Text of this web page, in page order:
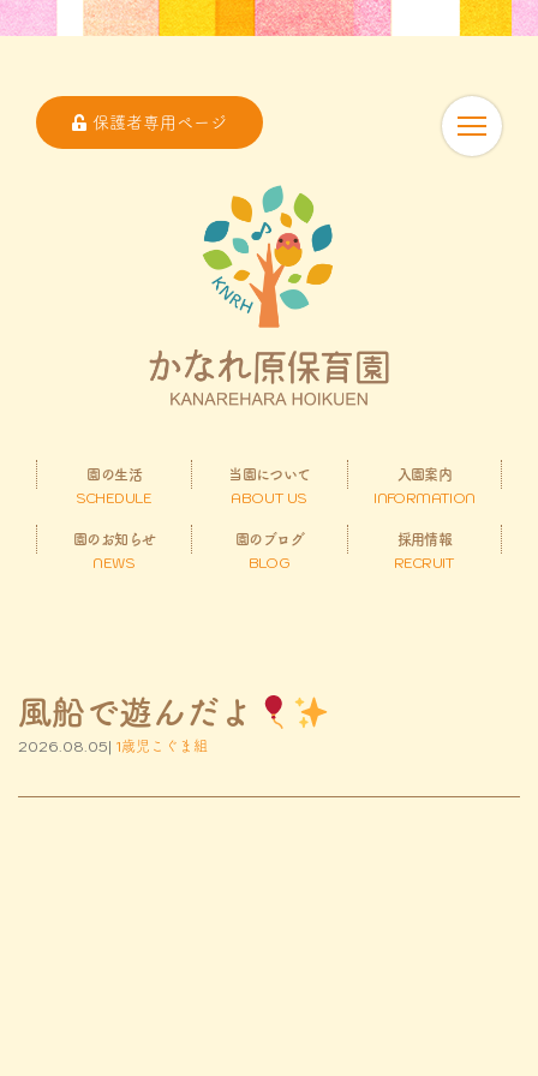
保護者専用ページ
園の生活
SCHEDULE
当園について
ABOUT US
入園案内
INFORMATION
園のお知らせ
NEWS
園のブログ
BLOG
採用情報
RECRUIT
風船で遊んだよ
2026.08.05| 1歳児こぐま組